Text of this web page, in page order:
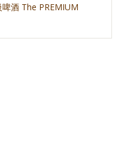
酒 The PREMIUM